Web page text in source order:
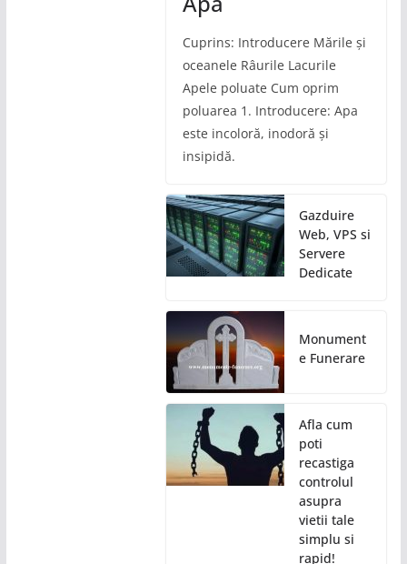
Cuprins: Introducere Mările și
oceanele Râurile Lacurile
Apele poluate Cum oprim
poluarea 1. Introducere: Apa
este incoloră, inodoră și
insipidă.
Gazduire
Web, VPS si
Servere
Dedicate
Monument
e Funerare
Afla cum
poti
recastiga
controlul
asupra
vietii tale
simplu si
rapid!